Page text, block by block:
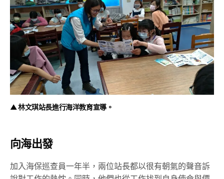
▲ 林文琪站長進行海洋教育宣導。
向海出發
加入海保巡查員一年半，兩位站長都以很有朝氣的聲音訴